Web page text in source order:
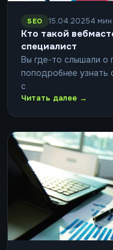
SEO 15.04.20254 мин
Кто такой
специалист
Вы где-то слышали о
поподробнее узнать
с
Читать далее →